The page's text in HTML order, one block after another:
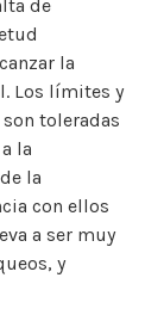
de
la
Los límites y
toleradas
la
la
con ellos
a ser muy
y